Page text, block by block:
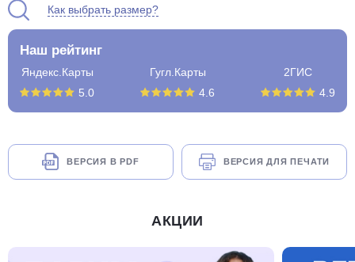
Как выбрать размер?
Наш рейтинг
Яндекс.Карты
5.0
Гугл.Карты
4.6
2ГИС
4.9
ВЕРСИЯ В PDF ВЕРСИЯ ДЛЯ ПЕЧАТИ
АКЦИИ